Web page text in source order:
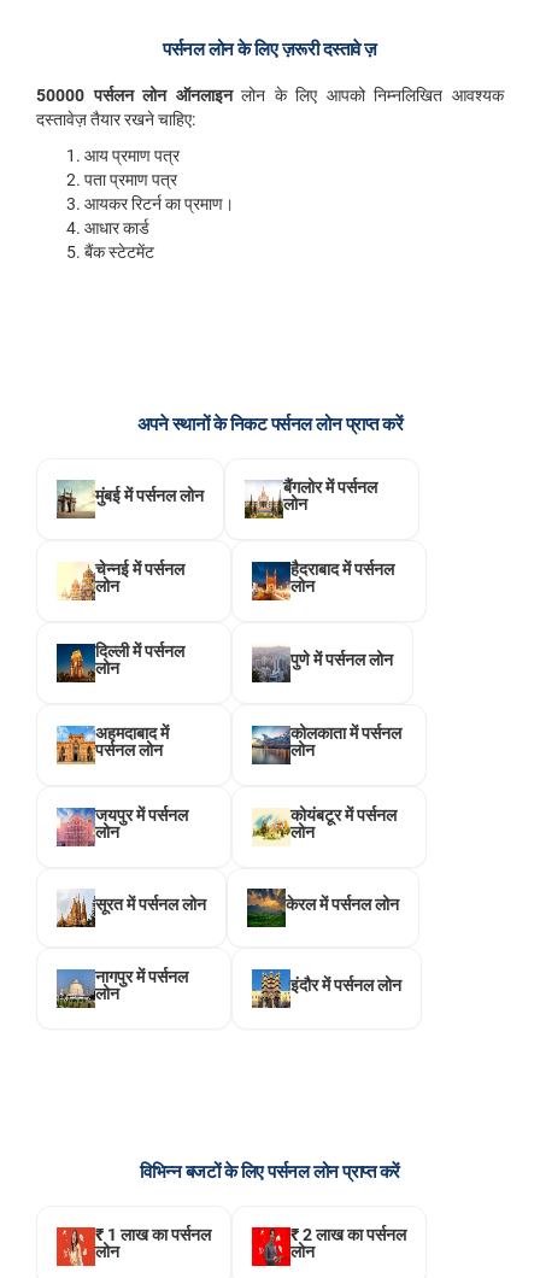
पर्सनल लोन के लिए ज़रूरी दस्तावे ज़
50000 पर्सलन लोन ऑनलाइनलोन के लिए आपको निम्नलिखित आवश्यक
दस्तावेज़ तैयार रखने चाहिए:
आय प्रमाण पत्र
पता प्रमाण पत्र
आयकर रिटर्न का प्रमाण।
आधार कार्ड
बैंक स्टेटमेंट
अपने स्थानों के निकट पर्सनल लोन प्राप्त करें
मुंबई में पर्सनल लोन
बैंगलोर में पर्सनल
लोन
चेन्नई में पर्सनल
लोन
हैदराबाद में पर्सनल
लोन
दिल्ली में पर्सनल
लोन
पुणे में पर्सनल लोन
अहमदाबाद में
पर्सनल लोन
कोलकाता में पर्सनल
लोन
जयपुर में पर्सनल
लोन
कोयंबटूर में पर्सनल
लोन
सूरत में पर्सनल लोन केरल में पर्सनल लोन
नागपुर में पर्सनल
लोन
इंदौर में पर्सनल लोन
विभिन्न बजटों के लिए पर्सनल लोन प्राप्त करें
₹ 1 लाख का पर्सनल
लोन
₹ 2 लाख का पर्सनल
लोन